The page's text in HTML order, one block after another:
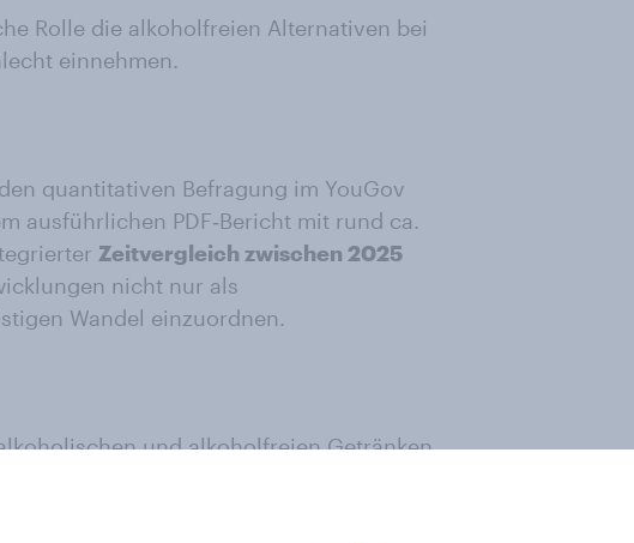
Rolle die alkoholfreien Alternativen bei
einnehmen.
quantitativen Befragung im YouGov
ausführlichen PDF‑Bericht mit rund ca.
Zeitvergleich zwischen 2025
nicht nur als
Wandel einzuordnen.
und alkoholfreien Getränken
– vom gelegentlichen Konsum über
Verzicht. Darüber hinaus